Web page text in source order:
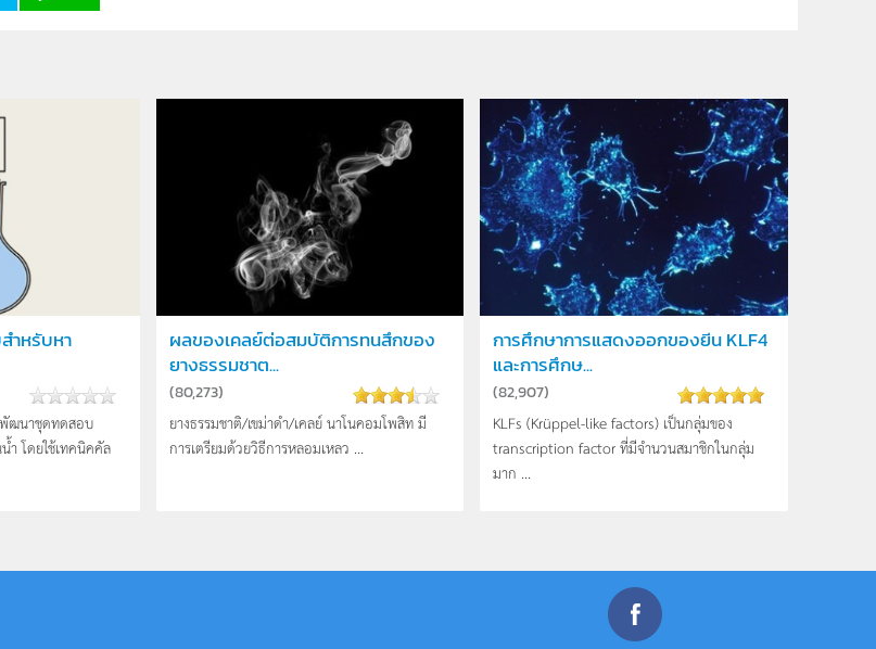
ำหรับหา
ฒนาชุดทดสอบ
ำ โดยใช้เทคนิคคัล
ผลของเคลย์ต่อสมบัติการทนสึกของ
ยางธรรมชาต...
(80,273)
ยางธรรมชาติ/เขม่าดำ/เคลย์ นาโนคอมโพสิท มี
การเตรียมด้วยวิธีการหลอมเหลว ...
การศึกษาการแสดงออกของยีน KLF4
และการศึกษ...
(82,907)
KLFs (Krüppel-like factors) เป็นกลุ่มของ
transcription factor ที่มีจำนวนสมาชิกในกลุ่ม
มาก ...